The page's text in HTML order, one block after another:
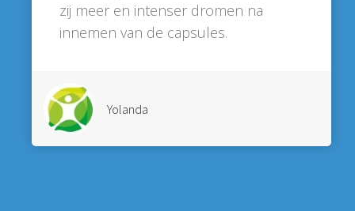
zij meer en intenser dromen na
innemen van de capsules.
Yolanda